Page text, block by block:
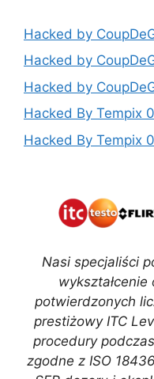
Hacked by
Hacked by
Hacked by
Hacked By Tempix
Hacked By Tempix
Nasi specjaliści
potwierdzonych
prestiżowy ITC
procedury
zgodne z ISO